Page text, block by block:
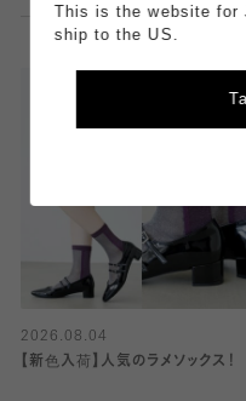
2026.08.04
【新色入荷】人気のラメソックス！
This is the website for
ship to the US.